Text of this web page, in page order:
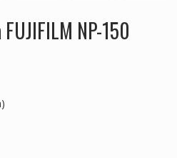
NP-150